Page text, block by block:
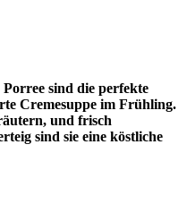
sind die perfekte
Cremesuppe im Frühling.
und frisch
sind sie eine köstliche